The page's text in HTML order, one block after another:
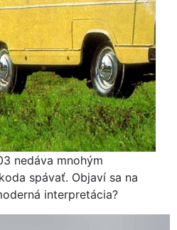
nedáva mnohým
spávať. Objaví sa na
interpretácia?